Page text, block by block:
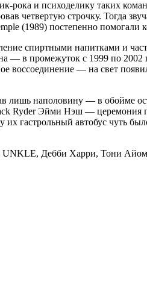
рока и психоделику таких
четвертую строчку. Тогда
(1989) постепенно помогали
спиртными напитками и
— в промежуток с 1999 по
воссоединение — на свет
лишь наполовину — в обойме
Ryder Эйми Нэш — церемония
гастрольный автобус чуть
UNKLE, Дебби Харри, Тони